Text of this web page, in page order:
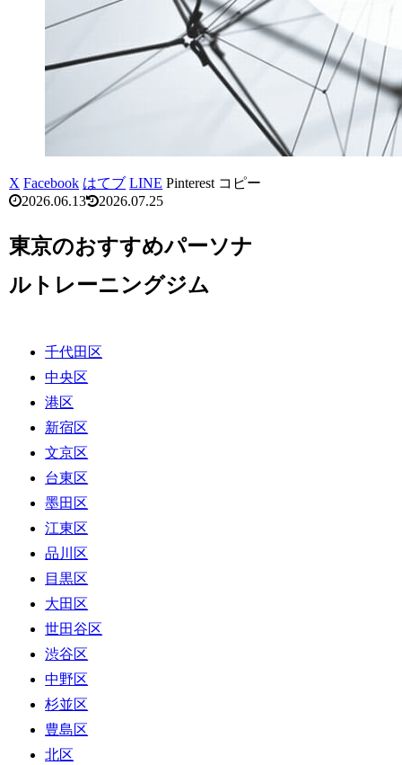
X Facebook はてブ LINE Pinterest コピー
2026.06.13
2026.07.25
東京のおすすめパーソナ
ルトレーニングジム
千代田区
中央区
港区
新宿区
文京区
台東区
墨田区
江東区
品川区
目黒区
大田区
世田谷区
渋谷区
中野区
杉並区
豊島区
北区